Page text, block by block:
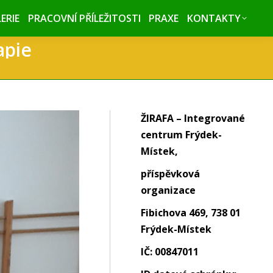
PRACOVNÍ PŘÍLEŽITOSTI PRAXE KONTAKTY
ŽIRAFA – Integrované
centrum Frýdek-
Místek,
příspěvková
organizace
Fibichova 469, 738 01
Frýdek-Místek
IČ: 00847011
PRACOVNÍ PŘÍLEŽITOSTI PRAXE KONTAKTY